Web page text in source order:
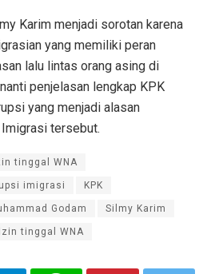
Karim menjadi sorotan karena
yang memiliki peran
lalu lintas orang asing di
penjelasan lengkap KPK
yang menjadi alasan
Imigrasi tersebut.
tinggal WNA
imigrasi KPK
Godam Silmy Karim
tinggal WNA